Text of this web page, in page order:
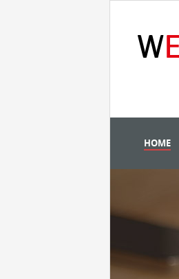
HOME